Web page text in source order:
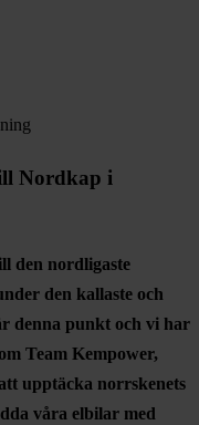
Nordkap i
den nordligaste
den kallaste och
denna punkt och vi har
Team Kempower,
upptäcka norrskenets
våra elbilar med